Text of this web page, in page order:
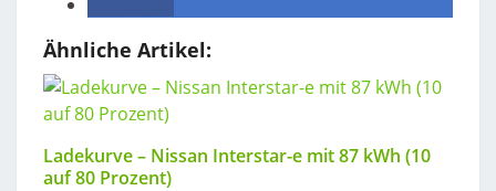
Ähnliche Artikel:
Ladekurve – Nissan Interstar-e mit 87 kWh (10
auf 80 Prozent)